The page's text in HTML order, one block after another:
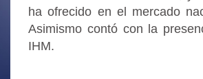
ha ofrecido en el mercado
Asimismo contó con la
IHM.